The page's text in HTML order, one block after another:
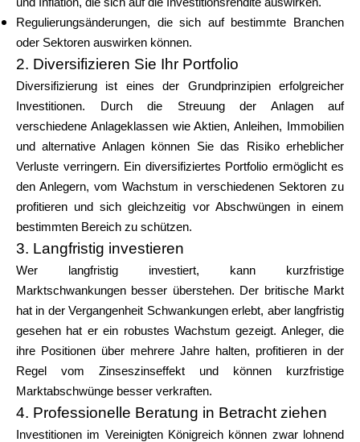
Regulierungsänderungen, die sich auf bestimmte Branchen
oder Sektoren auswirken können.
2. Diversifizieren Sie Ihr Portfolio
Diversifizierung ist eines der Grundprinzipien erfolgreicher
Investitionen. Durch die Streuung der Anlagen auf
verschiedene Anlageklassen wie Aktien, Anleihen, Immobilien
und alternative Anlagen können Sie das Risiko erheblicher
Verluste verringern. Ein diversifiziertes Portfolio ermöglicht es
den Anlegern, vom Wachstum in verschiedenen Sektoren zu
profitieren und sich gleichzeitig vor Abschwüngen in einem
bestimmten Bereich zu schützen.
3. Langfristig investieren
Wer langfristig investiert, kann kurzfristige
Marktschwankungen besser überstehen. Der britische Markt
hat in der Vergangenheit Schwankungen erlebt, aber langfristig
gesehen hat er ein robustes Wachstum gezeigt. Anleger, die
ihre Positionen über mehrere Jahre halten, profitieren in der
Regel vom Zinseszinseffekt und können kurzfristige
Marktabschwünge besser verkraften.
4. Professionelle Beratung in Betracht ziehen
Investitionen im Vereinigten Königreich können zwar lohnend